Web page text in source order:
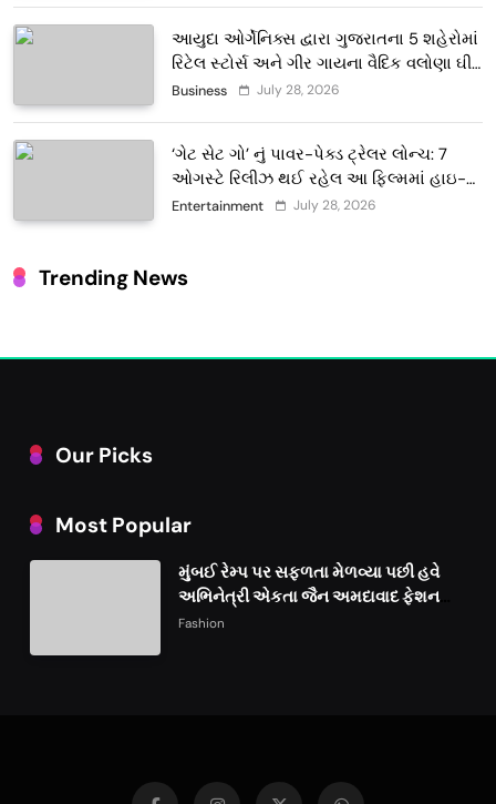
આયુદા ઓર્ગેનિક્સ દ્વારા ગુજરાતના 5 શહેરોમાં
રિટેલ સ્ટોર્સ અને ગીર ગાયના વૈદિક વલોણા ઘી-
દૂધની શુદ્ધ સેવાઓ સાથે વ્યાપક વિસ્તરણ
Business July 28, 2026
‘ગેટ સેટ ગો’ નું પાવર-પેક્ડ ટ્રેલર લોન્ચ: 7
ઓગસ્ટે રિલીઝ થઈ રહેલ આ ફિલ્મમાં હાઇ-
ટેક VFX જોવા મળશે
Entertainment July 28, 2026
Trending News
Our Picks
Most Popular
મુંબઈ રેમ્પ પર સફળતા મેળવ્યા પછી હવે
અભિનેત્રી એકતા જૈન અમદાવાદ ફેશન
વીકમાં પોતાની પ્રતિભા પ્રદર્શિત કરશે
Fashion